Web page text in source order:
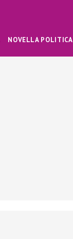
NOVELLA POLITICA